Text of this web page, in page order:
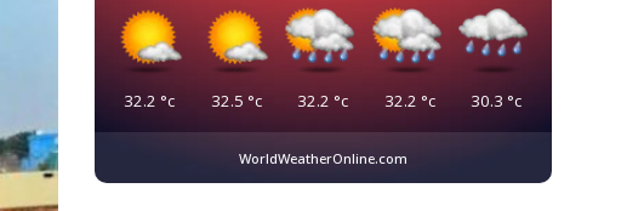
32.2 °c 32.5 °c 32.2 °c 32.2 °c 30.3 °c
WorldWeatherOnline.com